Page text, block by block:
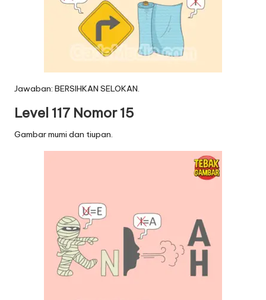
Jawaban: BERSIHKAN SELOKAN.
Level 117 Nomor 15
Gambar mumi dan tiupan.